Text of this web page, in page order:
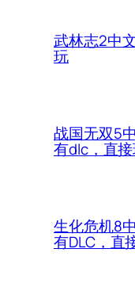
武林志2中
玩
战国无双5
有dlc，直
生化危机8
有DLC，直